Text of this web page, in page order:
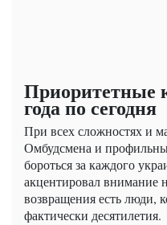
Приоритетные
года по сегодня
При всех сложностях и
Омбудсмена и
бороться за каждого
акцентировал внимание
возвращения есть люди,
фактически десятилетия.